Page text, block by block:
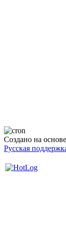
Создано на основе
Русская